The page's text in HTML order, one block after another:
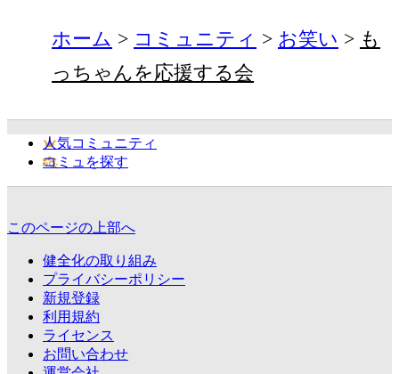
ホーム コミュニティ お笑い
も
っちゃんを応援する会
人気コミュニティ
コミュを探す
このページの上部へ
健全化の取り組み
プライバシーポリシー
新規登録
利用規約
ライセンス
お問い合わせ